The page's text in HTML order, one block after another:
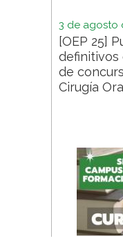
3 de agosto
[OEP 25]
definitivos
de
Cirugía